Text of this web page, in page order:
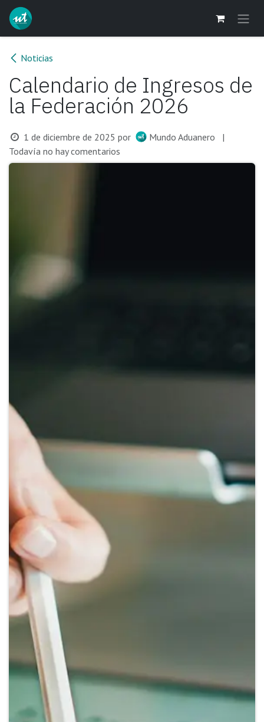
Ir al contenido
Noticias
Calendario de Ingresos de
la Federación 2026
1 de diciembre de 2025 por Mundo Aduanero
|
Todavía no hay comentarios